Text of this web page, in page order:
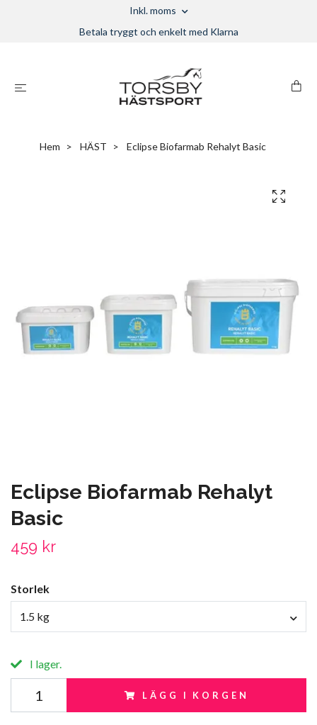
Inkl. moms
Betala tryggt och enkelt med Klarna
Hem HÄST Eclipse Biofarmab Rehalyt Basic
Eclipse Biofarmab Rehalyt
Basic
459 kr
Storlek
1.5 kg
I lager.
LÄGG I KORGEN